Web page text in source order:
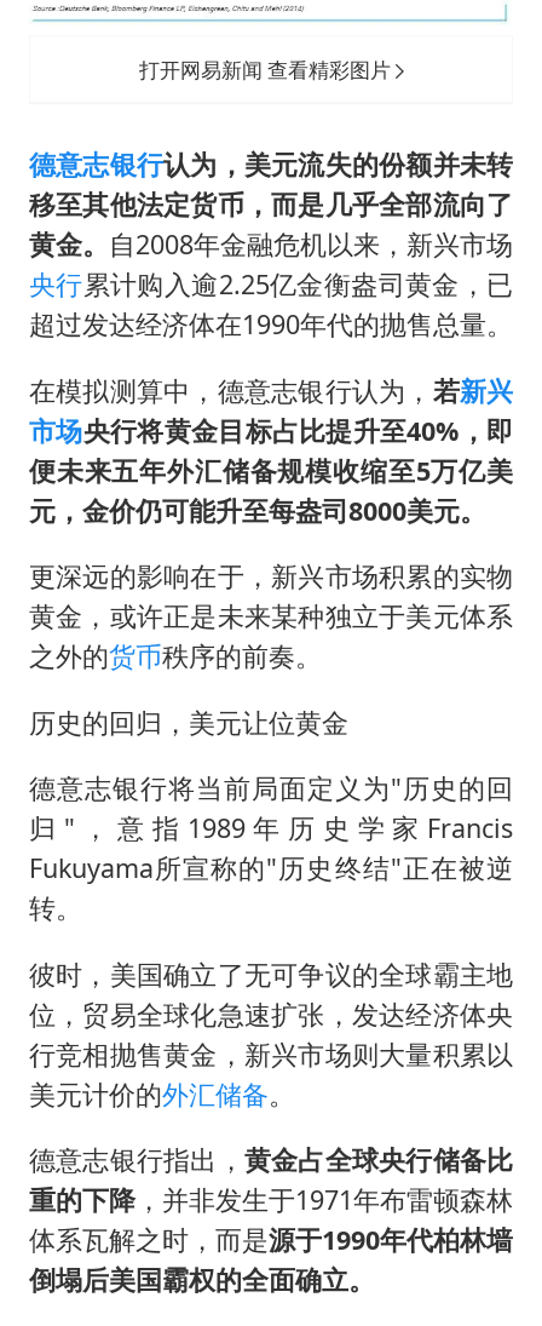
打开网易新闻 查看精彩图片
德意志银行认为，美元流失的份额并未转
移至其他法定货币，而是几乎全部流向了
黄金。 自2008年金融危机以来，新兴市场
央行累计购入逾2.25亿金衡盎司黄金，已
超过发达经济体在1990年代的抛售总量。
在模拟测算中，德意志银行认为， 若新兴
市场央行将黄金目标占比提升至40%，即
便未来五年外汇储备规模收缩至5万亿美
元，金价仍可能升至每盎司8000美元。
更深远的影响在于，新兴市场积累的实物
黄金，或许正是未来某种独立于美元体系
之外的货币秩序的前奏。
历史的回归，美元让位黄金
德意志银行将当前局面定义为"历史的回
归"，意指1989年历史学家Francis
Fukuyama所宣称的"历史终结"正在被逆
转。
彼时，美国确立了无可争议的全球霸主地
位，贸易全球化急速扩张，发达经济体央
行竞相抛售黄金，新兴市场则大量积累以
美元计价的外汇储备。
德意志银行指出， 黄金占全球央行储备比
重的下降，并非发生于1971年布雷顿森林
体系瓦解之时，而是源于1990年代柏林墙
倒塌后美国霸权的全面确立。